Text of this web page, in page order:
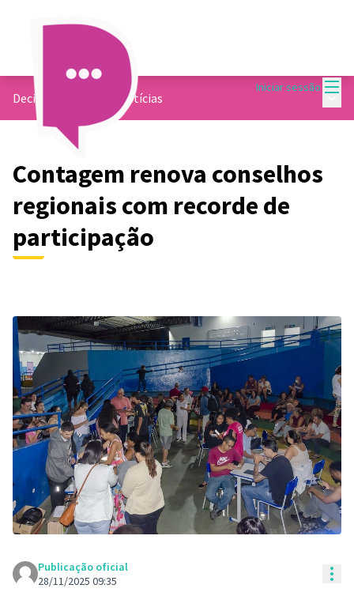
Iniciar sessão
Decide Contagem Notícias
Contagem renova conselhos
regionais com recorde de
participação
Publicação oficial
28/11/2025 09:35